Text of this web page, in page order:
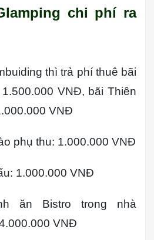
chi phí ra
thì trả phí thuê bãi
VNĐ, bãi Thiên
VNĐ
phụ thu: 1.000.000 VNĐ
1.000.000 VNĐ
ăn Bistro trong nhà
VNĐ